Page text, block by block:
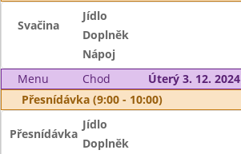
Svačina
Jídlo
Doplněk
Nápoj
Menu
Chod
Úterý 3. 12. 2024
Přesnídávka (9:00 - 10:00)
Přesnídávka
Jídlo
Doplněk